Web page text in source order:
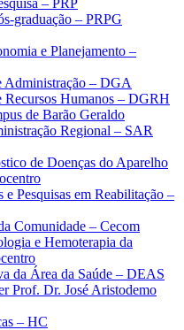
– PRP
graduação – PRPG
e Planejamento –
Administração – DGA
Recursos Humanos – DGRH
de Barão Geraldo
Regional – SAR
de Doenças do Aparelho
e Pesquisas em Reabilitação –
Comunidade – Cecom
e Hemoterapia da
da Área da Saúde – DEAS
Prof. Dr. José Aristodemo
– HC